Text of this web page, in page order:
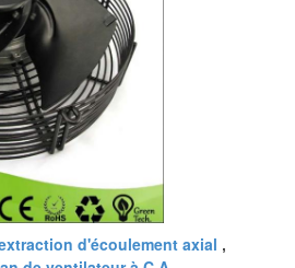
d'écoulement axial ,